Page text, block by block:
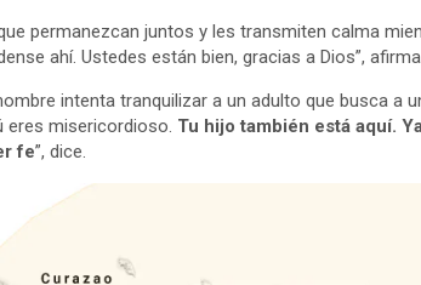
permanezcan juntos y les transmiten calma
ahí. Ustedes están bien, gracias a Dios”,
intenta tranquilizar a un adulto que busca a
eres misericordioso. Tu hijo también está aquí.
fe”, dice.